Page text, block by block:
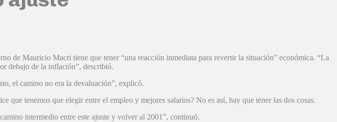
de Mauricio Macri tiene que tener “una reacción inmediata para revertir la situación” económica. “La
debajo de la inflación”, describió.
el camino no era la devaluación”, explicó.
tenemos que elegir entre el empleo y mejores salarios? No es así, hay que tener las dos cosas.
intermedio entre este ajuste y volver al 2001”, continuó.